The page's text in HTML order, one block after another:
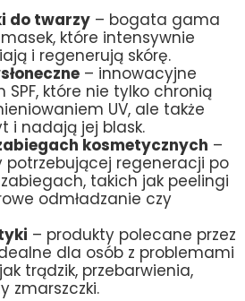
do twarzy – bogata gama
które intensywnie
i regenerują skórę.
– innowacyjne
które nie tylko chronią
UV, ale także
i nadają jej blask.
kosmetycznych –
potrzebującej regeneracji po
takich jak peelingi
odmładzanie czy
– produkty polecane przez
dla osób z problemami
trądzik, przebarwienia,
zmarszczki.